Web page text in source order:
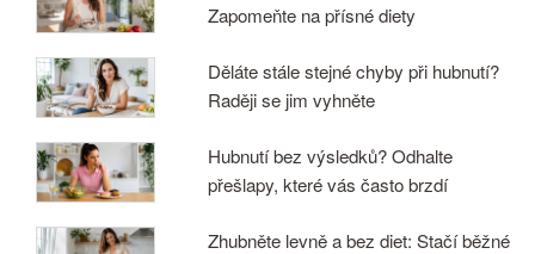
Zapomeňte na přísné diety
Děláte stále stejné chyby při hubnutí?
Raději se jim vyhněte
Hubnutí bez výsledků? Odhalte
přešlapy, které vás často brzdí
Zhubněte levně a bez diet: Stačí běžné